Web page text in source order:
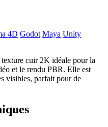
4D Godot Maya Unity
cuir 2K idéale pour la
et le rendu PBR. Elle est
visibles, parfait pour de